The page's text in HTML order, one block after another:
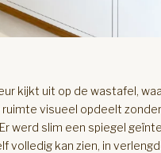
kijkt uit op de wastafel,
ruimte visueel opdeelt
werd slim een spiegel
volledig kan zien, in